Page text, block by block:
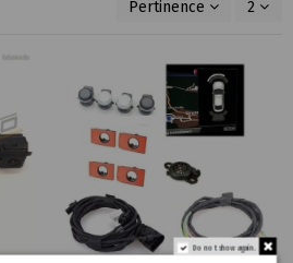
Pertinence 2
Do not show again.